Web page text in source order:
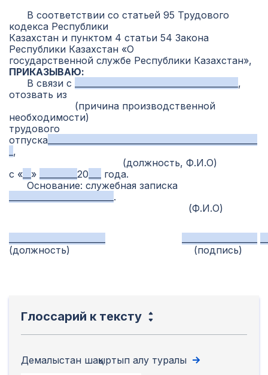
В соответствии со статьей 95 Трудового
кодекса Республики
Казахстан и пунктом 4 статьи 54 Закона
Республики Казахстан «О
государственной службе Республики Казахстан»,
ПРИКАЗЫВАЮ:
В связи с
,
отозвать из
(причина производственной
необходимости)
трудового
отпуска
,
(должность, Ф.И.О)
с «
» 20
года.
Основание: служебная записка
.
(Ф.И.О)
(должность)
Глоссарий к тексту
Демалыстан шақыртып алу туралы